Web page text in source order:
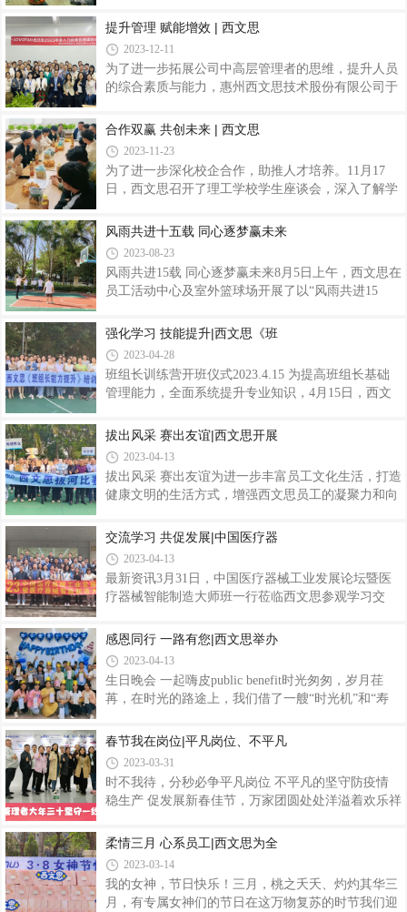
础级、先进级、卓越级和领航级智能工厂四个层级进
行培育，经企业申报、地市推荐、专家评审、网
伟红及管培生们共同参与。
提升管理 赋能增效 | 西文思
2023-12-11
为了进一步拓展公司中高层管理者的思维，提升人员
的综合素质与能力，惠州西文思技术股份有限公司于
管理管理》课程培训。
合作双赢 共创未来 | 西文思
2023-11-23
为了进一步深化校企合作，助推人才培养。11月17
日，西文思召开了理工学校学生座谈会，深入了解学
部书记、副校长王亲敏、人力资源部经理汤伟红、
会议。合作双赢·共创未来会议伊始，首先是人力资
源部经理汤伟红从公司人才培养体系等方面做了介
绍，公司希望通过校企合作的方式，促进产教融合发
座谈会上，学生们表示希望往技术工种的方向去发展
自己，公司领导仔细聆听关注学生想法，部门负责人
做
风雨共进十五载 同心逐梦赢未来
2023-08-23
风雨共进15载 同心逐梦赢未来8月5日上午，西文思在
员工活动中心及室外篮球场开展了以“风雨共进15
次活动特别邀请员工家属参与，共同迎接西文思15周
厚礼品，多种趣味游戏欢乐呈现，让参与者都热情高
涨！趣味运动会 有趣更有“爱” 趣味活动 精彩瞬间
Wonderful moment“爆笑全场”蒙眼敲锣感觉一片漆
方向胜利非我莫属，我感觉前面就是终点
强化学习 技能提升|西文思《班
2023-04-28
班组长训练营开班仪式2023.4.15 为提高班组长基础
管理能力，全面系统提升专业知识，4月15日，西文
次培训，是根据前期调研、精心策划、甄选师资、匹
量、产品知识等内容。运营中心的副总经理廖红梅、
生产部张栓柱经理、刘宏元经理、品质部杨妹经理、
资材部吴刚经理、研发部舒维宾经理、人力资源部汤
启动会。运营中心副总经理 廖红梅开场致辞，阐述班
组长培训的重要性，希望通过本次系统
拔出风采 赛出友谊|西文思开展
2023-04-13
拔出风采 赛出友谊为进一步丰富员工文化生活，打造
健康文明的生活方式，增强西文思员工的凝聚力和向
赛出友谊”拔河比赛。本次比赛共有7组队伍，分别是
P4DIP、综合组（信息部、行政部、交管部、商务
部、采购部组成）进行PK礼品出众，怦然心动二等奖
驱蚊灯一等奖美的电煮锅三等奖站立小风扇签到打卡
喊出响亮的团队口号资材部：加油加油，资材第一品
质部：品质出击 今晚吃鸡SMT生产：SMT 力争第一
研
交流学习 共促发展|中国医疗器
2023-04-13
最新资讯3月31日，中国医疗器械工业发展论坛暨医
疗器械智能制造大师班一行莅临西文思参观学习交
给予热烈欢迎，业务中心副总经理苏卫红、运营中心
News交流学习 共促发展西文思全体管理人员对中国
医疗器械工业发展论坛暨医疗器械智能制造大师班一
行来访表示欢迎，并详细介绍了公司愿景、发展运
讨不忘初心 牢记使命精于品质，臻于服务。希望通过
此次交流，双方互相学习、交流经验，搭建交流
感恩同行 一路有您|西文思举办
2023-04-13
生日晚会 一起嗨皮public benefit时光匆匆，岁月荏
苒，在时光的路途上，我们借了一艘“时光机”和“寿
工作，抛掉烦恼！游戏、美食、开心、快乐，就是我
亮HAPPY BIRTHDAY礼物如约而至 献给特别的你在
一间有温度的公司和一群有温度的人，一起度过这个
特别的日子，部门领导献上精美礼品与真挚的祝福，
欢乐生日宴会现场，大家欢聚一堂共同庆生一个人的
生日是独乐两个人的生日是甜蜜一群人的生日
春节我在岗位|平凡岗位、不平凡
2023-03-31
时不我待，分秒必争平凡岗位 不平凡的坚守防疫情
稳生产 促发展新春佳节，万家团圆处处洋溢着欢乐祥
内，依然有许多忙碌的身影他们选择坚守在岗位上用
做“铭记于心”有一种力量叫做“并肩作战”有一种担当
叫做“坚守岗位”有一盏灯始终“为你而亮”有一种肯定
柔情三月 心系员工|西文思为全
2023-03-14
我的女神，节日快乐！三月，桃之夭夭、灼灼其华三
月，有专属女神们的节日在这万物复苏的时节我们迎